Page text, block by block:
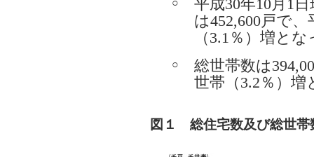
○
平成30年10月1
は452,600戸で、
（3.1％）増と
○
総世帯数は
世帯（3.2％）
図１ 総住宅数及び総世帯